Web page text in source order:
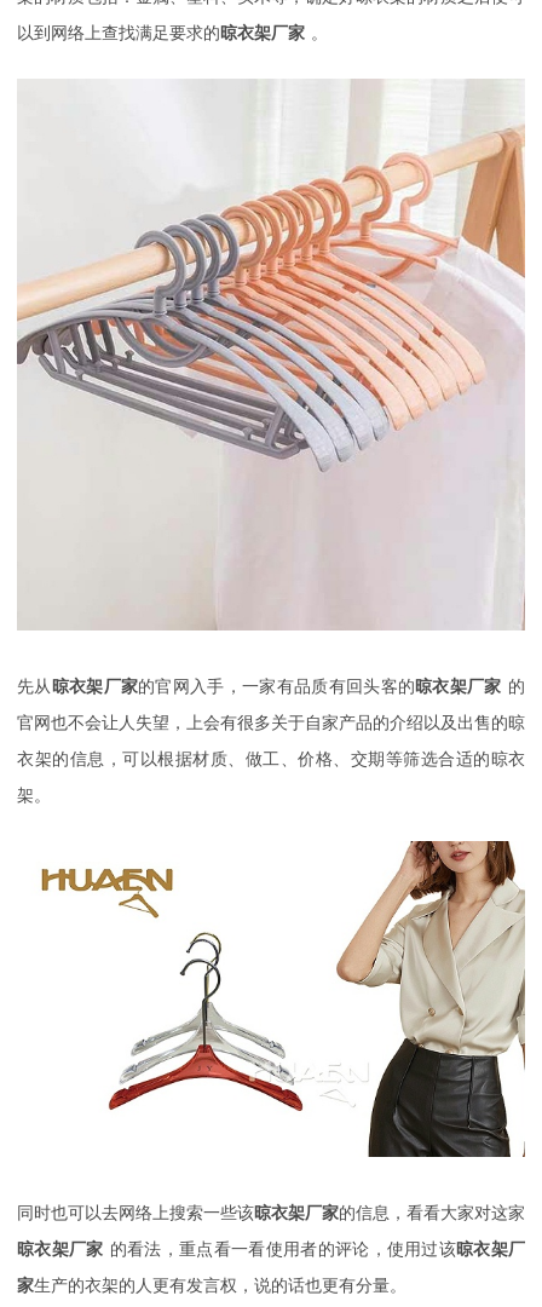
以到网络上查找满足要求的晾衣架厂家 。
先从 晾衣架厂家的官网入手，一家有品质有回头客的晾衣架厂家 的
官网也不会让人失望，上会有很多关于自家产品的介绍以及出售的晾
衣架的信息，可以根据材质、做工、价格、交期等筛选合适的晾衣
架。
同时也可以去网络上搜索一些该晾衣架厂家的信息，看看大家对这家
晾衣架厂家 的看法，重点看一看使用者的评论，使用过该晾衣架厂
家生产的衣架的人更有发言权，说的话也更有分量。